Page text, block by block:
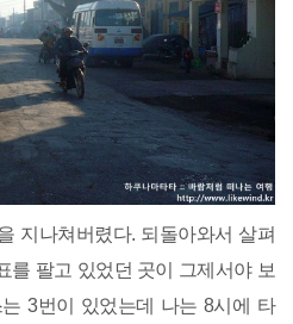
지나쳐버렸다. 되돌아와서 살펴
를 팔고 있었던 곳이 그제서야 보
3번이 있었는데 나는 8시에 타